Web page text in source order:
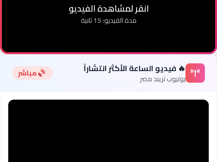
انقر لمشاهدة الفيديو
مدة الفيديو: 15 ثانية
🔥 فيديو الساعة الأكثر انتشاراً
يوتيوب تريند مصر مباشر